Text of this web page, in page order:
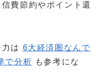
費節約やポイント還
は 6大経済圏なんで
で分析 も参考にな